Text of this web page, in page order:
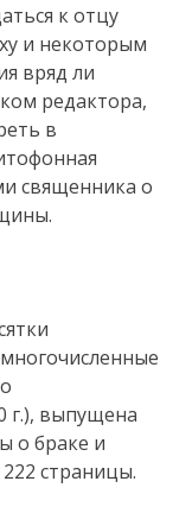
к отцу
и некоторым
вряд ли
редактора,
в
священника о
г.), выпущена
о браке и
страницы.